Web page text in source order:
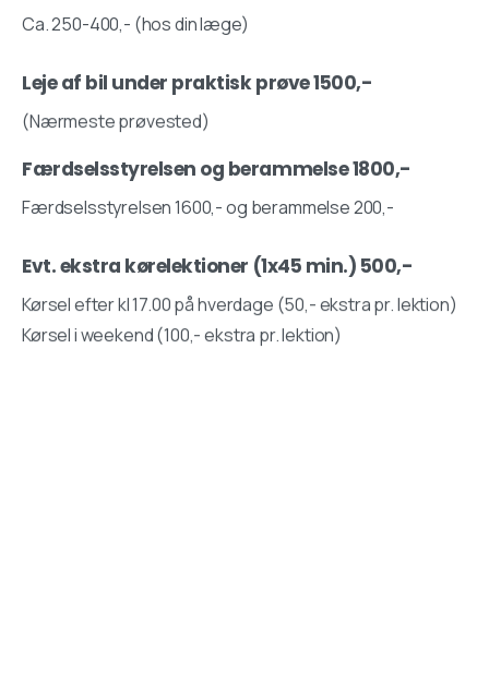
Ca. 250-400,- (hos din læge)
Leje af bil under praktisk prøve 1500,-
(Nærmeste prøvested)
Færdselsstyrelsen og berammelse 1800,-
Færdselsstyrelsen 1600,- og berammelse 200,-
Evt. ekstra kørelektioner (1x45 min.) 500,-
Kørsel efter kl 17.00 på hverdage (50,- ekstra pr. lektion)
Kørsel i weekend (100,- ekstra pr. lektion)